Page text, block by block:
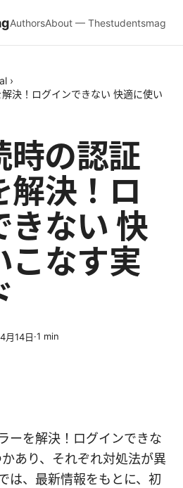
AuthorsAbout — Thestudentsmag
›
決！ログインできない 快適に使い
の認証
解決！ロ
きない 快
こなす実
月14日·1 min
ーを解決！ログインできな
あり、それぞれ対処法が異
は、最新情報をもとに、初